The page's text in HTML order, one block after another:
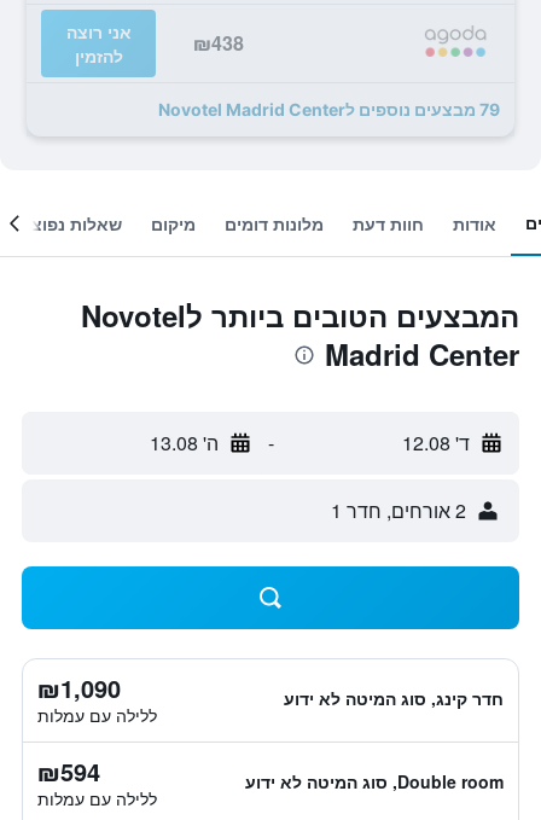
₪438
אני רוצה
להזמין
79 מבצעים נוספים לNovotel Madrid Center
אודות חוות דעת מלונות דומים מיקום שאלות נפוצות
המבצעים הטובים ביותר לNovotel
Madrid Center
ד' 12.08 - ה' 13.08
2 אורחים, חדר 1
חדר קינג, סוג המיטה לא ידוע ₪1,090
ללילה עם עמלות
Double room, סוג המיטה לא ידוע ₪594
ללילה עם עמלות